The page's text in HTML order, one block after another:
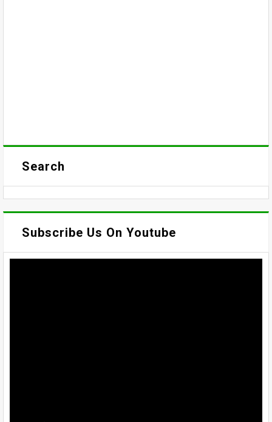
Search
Subscribe Us On Youtube